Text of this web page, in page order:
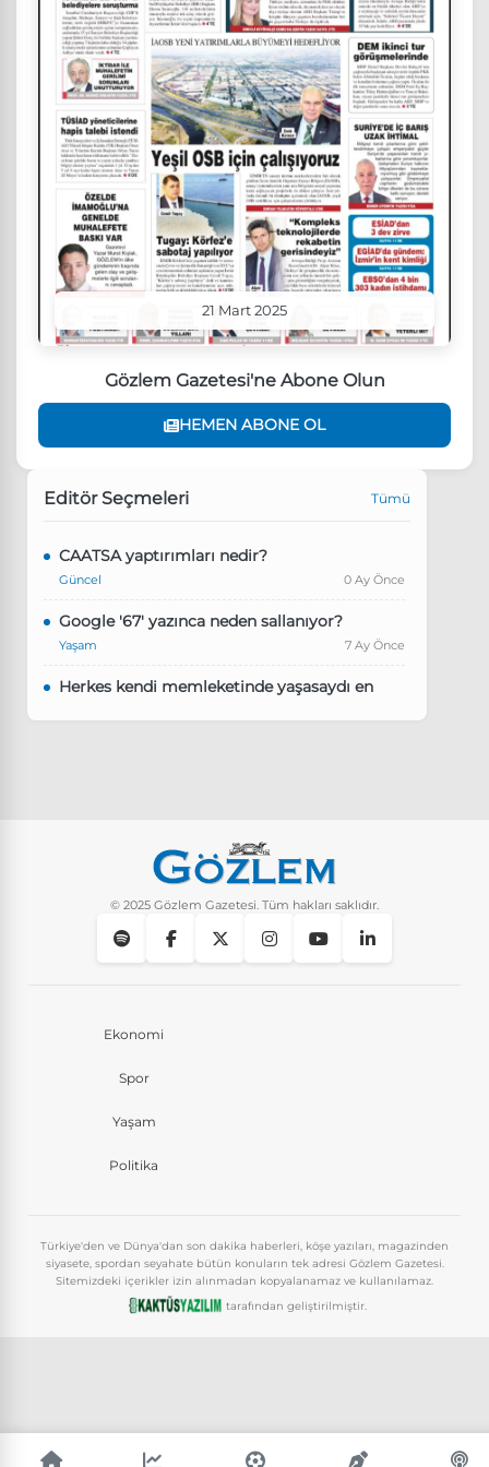
21 Mart 2025
Gözlem Gazetesi'ne Abone Olun
HEMEN ABONE OL
Editör Seçmeleri Tümü
CAATSA yaptırımları nedir?
Güncel 0 Ay Önce
Google '67' yazınca neden sallanıyor?
Yaşam 7 Ay Önce
Herkes kendi memleketinde yaşasaydı en
Instagram’da keşfet nasıl temizlenir?
© 2025 Gözlem Gazetesi. Tüm hakları saklıdır.
Ekonomi
Spor
Yaşam
Politika
Türkiye'den ve Dünya'dan son dakika haberleri, köşe yazıları, magazinden
siyasete, spordan seyahate bütün konuların tek adresi Gözlem Gazetesi.
Sitemizdeki içerikler izin alınmadan kopyalanamaz ve kullanılamaz.
tarafından geliştirilmiştir.